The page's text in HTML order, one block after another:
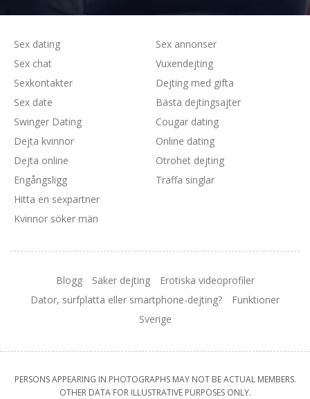
Sex dating
Sex chat
Sexkontakter
Sex date
Swinger Dating
Sex annonser
Vuxendejting
Dejting med gifta
Bästa dejtingsajter
Cougar dating
Dejta kvinnor
Dejta online
Engångsligg
Hitta en sexpartner
Kvinnor söker män
Online dating
Otrohet dejting
Träffa singlar
Blogg Säker dejting
Erotiska videoprofiler
Dator, surfplatta eller smartphone-dejting?
Funktioner
Sverige
PERSONS APPEARING IN PHOTOGRAPHS MAY NOT BE ACTUAL MEMBERS.
OTHER DATA FOR ILLUSTRATIVE PURPOSES ONLY.